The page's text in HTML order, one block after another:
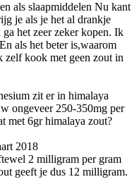
als slaapmiddelen Nu kant
je als je het al drankje
het zeer zeker kopen. Ik
als het beter is,waarom
zelf kook met geen zout in
zit er in himalaya
ongeveer 250-350mg per
met 6gr himalaya zout?
2018
2 milligram per gram
geeft je dus 12 milligram.